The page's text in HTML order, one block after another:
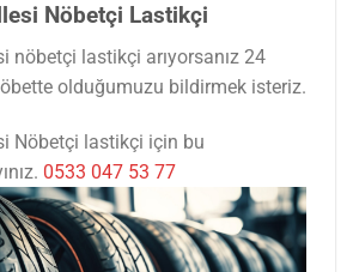
Nöbetçi Lastikçi
nöbetçi lastikçi arıyorsanız 24
olduğumuzu bildirmek isteriz.
Nöbetçi lastikçi için bu
0533 047 53 77